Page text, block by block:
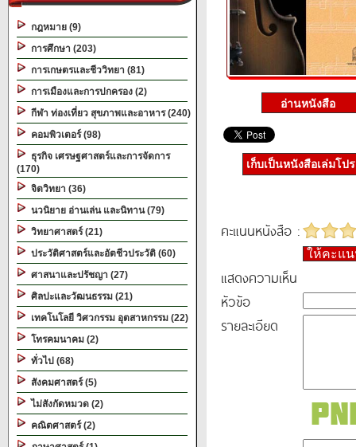
กฎหมาย (9)
การศึกษา (203)
การเกษตรและชีววิทยา (81)
การเมืองและการปกครอง (2)
กีฬา ท่องเที่ยว สุขภาพและอาหาร (240)
คอมพิวเตอร์ (98)
ธุรกิจ เศรษฐศาสตร์และการจัดการ
(170)
จิตวิทยา (36)
นวนิยาย อ่านเล่น และนิทาน (79)
วิทยาศาสตร์ (21)
ประวัติศาสตร์และอัตชีวประวัติ (60)
ศาสนาและปรัชญา (27)
ศิลปะและวัฒนธรรม (21)
เทคโนโลยี วิศวกรรม อุตสาหกรรม (22)
โทรคมนาคม (2)
ทั่วไป (68)
สังคมศาสตร์ (5)
ไม่สังกัดหมวด (2)
คณิตศาสตร์ (2)
เก็บเป็นหนังสือเล่มโป
คะแนนหนังสือ :
ให้คะแ
แสดงความเห็น
หัวข้อ
รายละเอียด